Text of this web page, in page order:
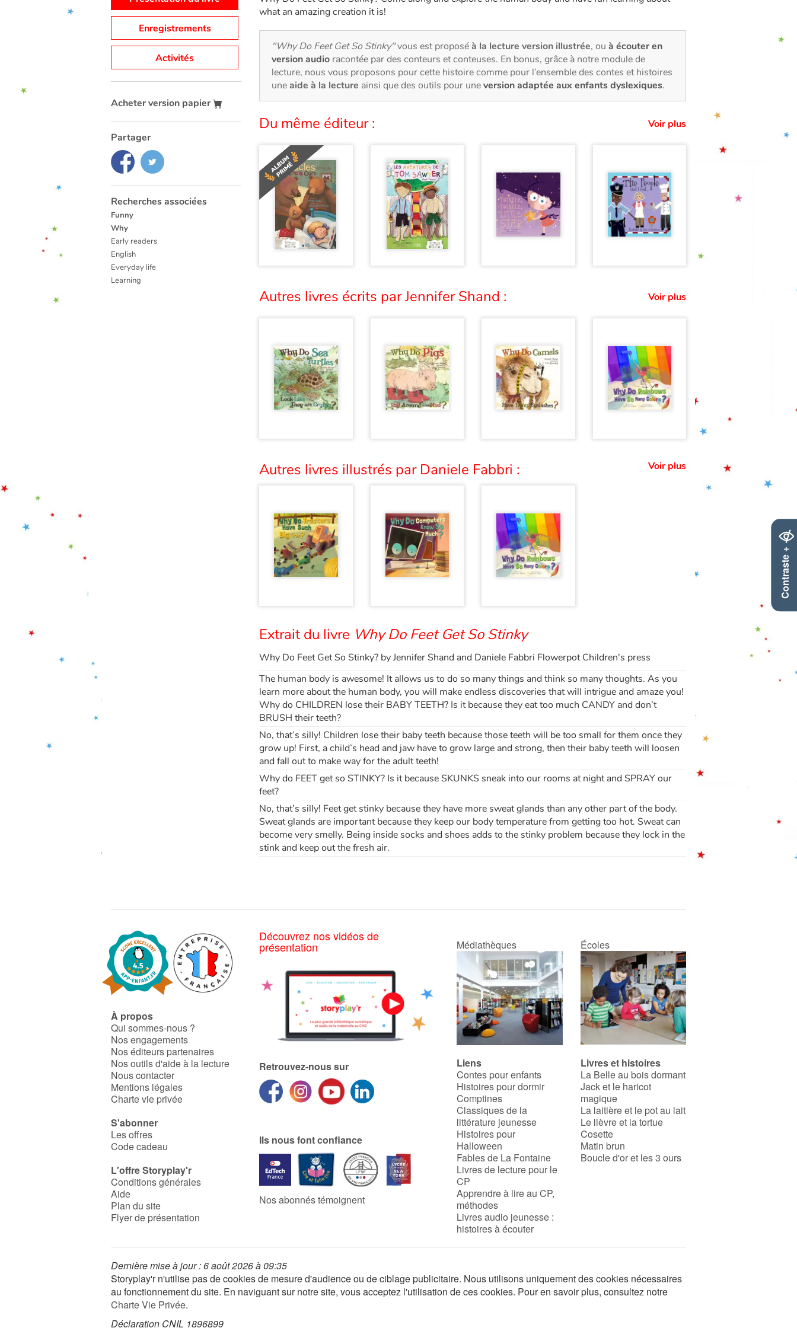
Contraste +
Enregistrements
Activités
Acheter version papier
Partager
Recherches associées
Funny
Why
Early readers
English
Everyday life
Learning
what an amazing creation it is!
"Why Do Feet Get So Stinky"vous est proposéà la lecture version illustrée, ou à écouter en
version audio racontée par des conteurs et conteuses. En bonus, grâce à notre module de
lecture, nous vous proposons pour cette histoire comme pour l’ensemble des contes et histoires
uneaide à la lecture ainsi que des outils pour uneversion adaptée aux enfants dyslexiques.
Du même éditeur : Voir plus
Autres livres écrits par Jennifer Shand : Voir plus
Autres livres illustrés par Daniele Fabbri : Voir plus
Extrait du livre Why Do Feet Get So Stinky
Why Do Feet Get So Stinky? by Jennifer Shand and Daniele Fabbri Flowerpot Children's press
The human body is awesome! It allows us to do so many things and think so many thoughts. As you
learn more about the human body, you will make endless discoveries that will intrigue and amaze you!
Why do CHILDREN lose their BABY TEETH? Is it because they eat too much CANDY and don’t
BRUSH their teeth?
No, that’s silly! Children lose their baby teeth because those teeth will be too small for them once they
grow up! First, a child’s head and jaw have to grow large and strong, then their baby teeth will loosen
and fall out to make way for the adult teeth!
Why do FEET get so STINKY? Is it because SKUNKS sneak into our rooms at night and SPRAY our
feet?
No, that’s silly! Feet get stinky because they have more sweat glands than any other part of the body.
Sweat glands are important because they keep our body temperature from getting too hot. Sweat can
become very smelly. Being inside socks and shoes adds to the stinky problem because they lock in the
stink and keep out the fresh air.
À propos
Qui sommes-nous ?
Nos engagements
Nos éditeurs partenaires
Nos outils d'aide à la lecture
Nous contacter
Mentions légales
Charte vie privée
S'abonner
Les offres
Code cadeau
L'offre Storyplay'r
Conditions générales
Aide
Plan du site
Flyer de présentation
Découvrez nos vidéos de
présentation
Retrouvez-nous sur
Ils nous font confiance
Nos abonnés témoignent
Médiathèques Écoles
Liens
Contes pour enfants
Histoires pour dormir
Comptines
Classiques de la
littérature jeunesse
Histoires pour
Halloween
Fables de La Fontaine
Livres de lecture pour le
CP
Apprendre à lire au CP,
méthodes
Livres audio jeunesse :
histoires à écouter
Livres et histoires
La Belle au bois dormant
Jack et le haricot
magique
La laitière et le pot au lait
Le lièvre et la tortue
Cosette
Matin brun
Boucle d'or et les 3 ours
Dernière mise à jour : 6 août 2026 à 09:35
Storyplay'r n'utilise pas de cookies de mesure d'audience ou de ciblage publicitaire. Nous utilisons uniquement des cookies nécessaires
au fonctionnement du site. En naviguant sur notre site, vous acceptez l'utilisation de ces cookies. Pour en savoir plus, consultez notre
Charte Vie Privée.
Déclaration CNIL 1896899